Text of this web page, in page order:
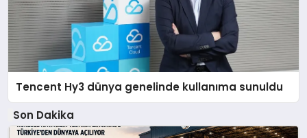
Tencent Hy3 dünya genelinde kullanıma sunuldu
Son Dakika